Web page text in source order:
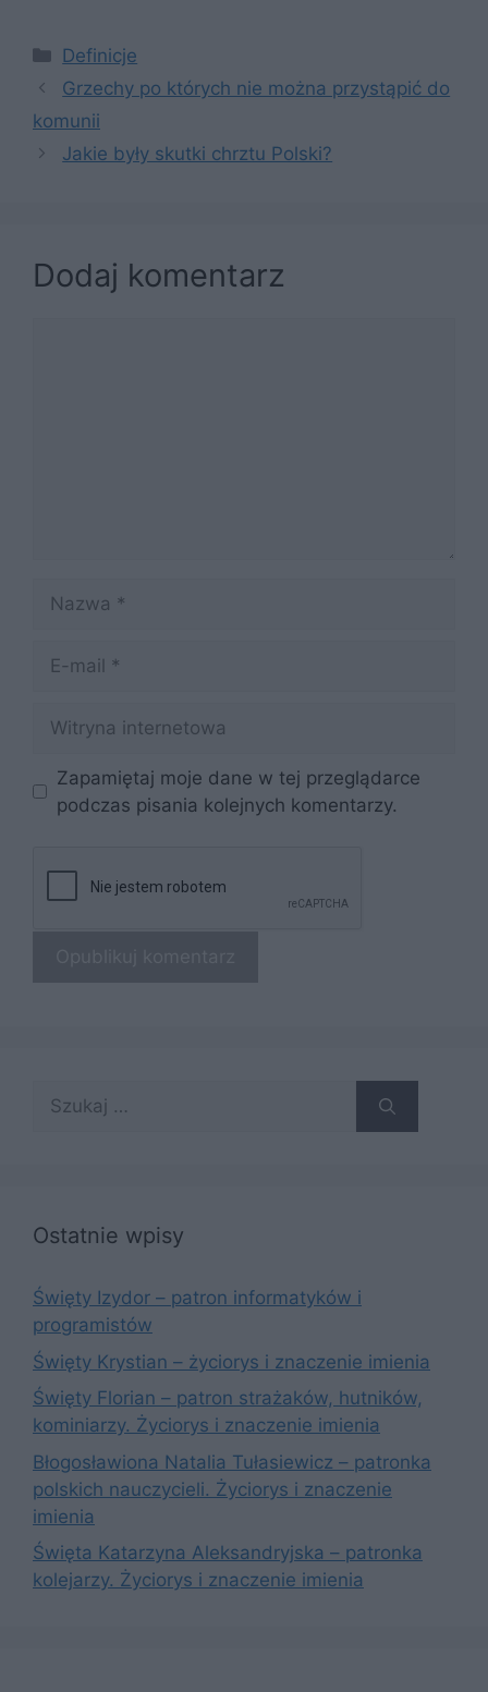
Kategorie
Definicje
Grzechy po których nie można przystąpić do
komunii
Jakie były skutki chrztu Polski?
Dodaj komentarz
mail
internetowa
Zapamiętaj moje dane w tej przeglądarce
podczas pisania kolejnych komentarzy.
Ostatnie wpisy
Święty Izydor – patron informatyków i
programistów
Święty Krystian – życiorys i znaczenie imienia
Święty Florian – patron strażaków, hutników,
kominiarzy. Życiorys i znaczenie imienia
Błogosławiona Natalia Tułasiewicz – patronka
polskich nauczycieli. Życiorys i znaczenie
imienia
Święta Katarzyna Aleksandryjska – patronka
kolejarzy. Życiorys i znaczenie imienia